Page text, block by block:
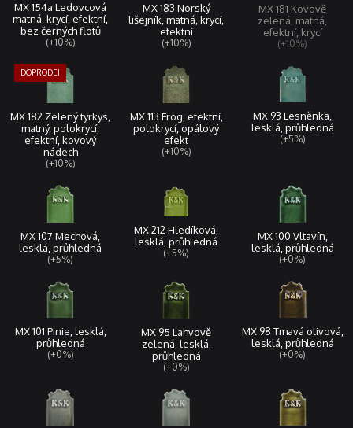
MX 154a Ledovcová
matná, krycí, efektní,
bez černých flotů
(+10%)
MX 183 Norský
lišejník, matná, krycí,
efektní
(+10%)
MX 181 Kovově
zelená, matná,
efektní, krycí
(+10%)
MX 182 Zelený tyrkys,
matný, polokrycí,
efektní, kovový
nádech
(+10%)
MX 113 Frog, efektní,
polokrycí, opálový
efekt
(+10%)
MX 93 Lesněnka,
lesklá, průhledná
(+5%)
MX 107 Mechová,
lesklá, průhledná
(+5%)
MX 212 Hledíková,
lesklá, průhledná
(+5%)
MX 100 Vltavín,
lesklá, průhledná
(+0%)
MX 101 Pinie, lesklá,
průhledná
(+0%)
MX 95 Lahvově
zelená, lesklá,
průhledná
(+0%)
MX 98 Tmavá olivová,
lesklá, průhledná
(+0%)